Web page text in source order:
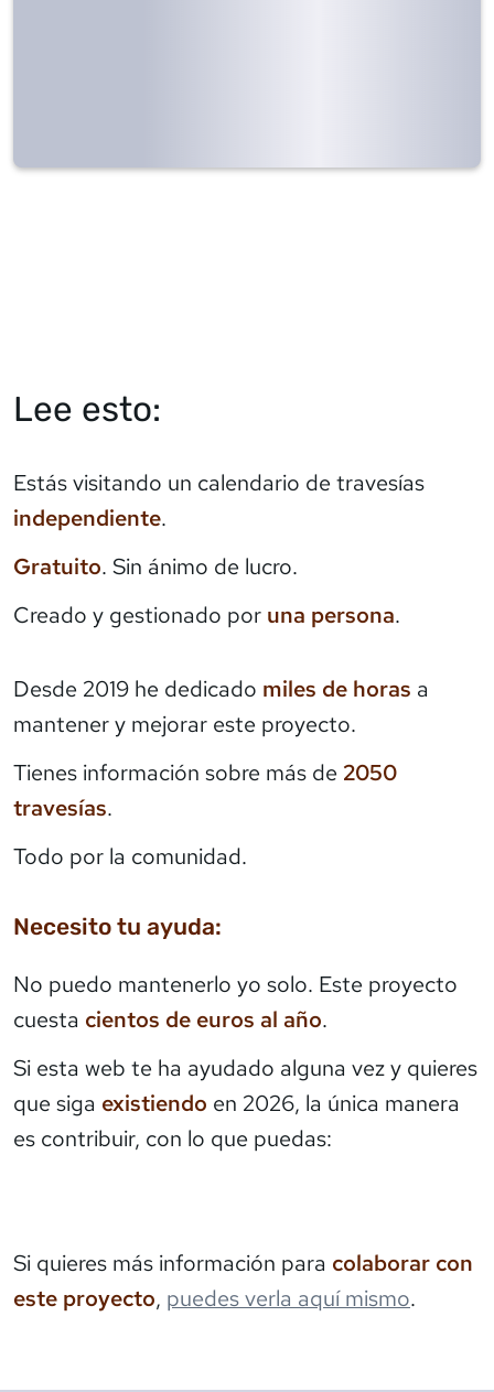
Lee esto:
Estás visitando un calendario de travesías
independiente.
Gratuito. Sin ánimo de lucro.
Creado y gestionado por una persona.
Desde 2019 he dedicado miles de horas a
mantener y mejorar este proyecto.
Tienes información sobre más de 2050
travesías.
Todo por la comunidad.
Necesito tu ayuda:
No puedo mantenerlo yo solo. Este proyecto
cuesta cientos de euros al año.
Si esta web te ha ayudado alguna vez y quieres
que siga existiendo en 2026, la única manera
es contribuir, con lo que puedas:
Si quieres más información para colaborar con
este proyecto, puedes verla aquí mismo.